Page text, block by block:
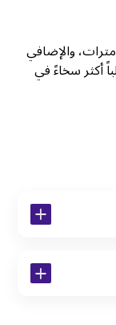
والإضافي
أكثر سخاءً في